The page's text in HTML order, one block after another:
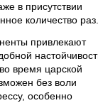
в присутствии
количество раз.
привлекают
время царской
без воли
особенно